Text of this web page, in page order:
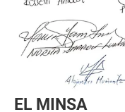
EL MINSA